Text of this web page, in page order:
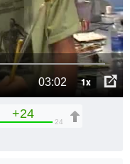
03:02 1x
+24
24